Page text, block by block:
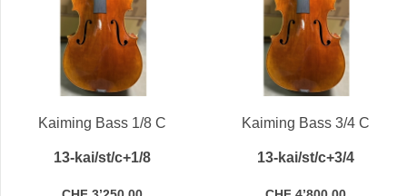
Kaiming Bass 1/8 C
13-kai/st/c+1/8
Kaiming Bass 3/4 C
13-kai/st/c+3/4